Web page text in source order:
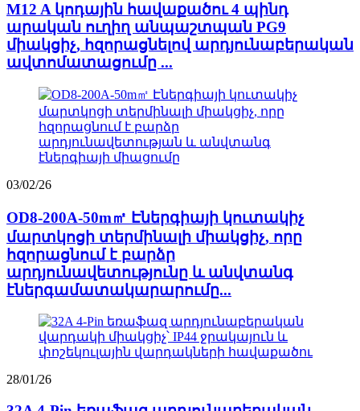
M12 A կոդային հավաքածու 4 պինդ
արական ուղիղ անպաշտպան PG9
միակցիչ, հզորացնելով արդյունաբերական
ավտոմատացումը ...
03/02/26
OD8-200A-50m㎡ Էներգիայի կուտակիչ
մարտկոցի տերմինալի միակցիչ, որը
հզորացնում է բարձր
արդյունավետությունը և անվտանգ
էներգամատակարարումը...
28/01/26